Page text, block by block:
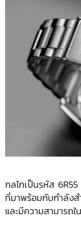
กลไกเป็นรหัส
ที่มาพร้อมกับกำลัง
และมีความสามารถ